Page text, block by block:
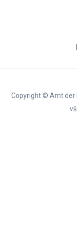
Copyright © Amt der